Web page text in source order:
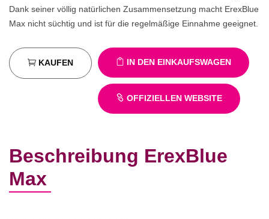
Dank seiner völlig natürlichen Zusammensetzung macht ErexBlue
Max nicht süchtig und ist für die regelmäßige Einnahme geeignet.
IN DEN EINKAUFSWAGEN
KAUFEN
OFFIZIELLEN WEBSITE
Beschreibung ErexBlue
Max